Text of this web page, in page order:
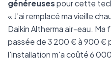
généreusespour cette
« J'ai remplacé ma vieille
Daikin Altherma air-eau.
passée de 3 200 € à 900 €
l'installation m'a coûté 6